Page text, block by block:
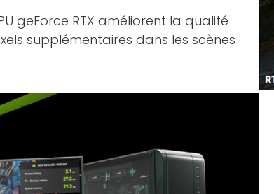
geForce RTX améliorent la qualité
supplémentaires dans les scènes